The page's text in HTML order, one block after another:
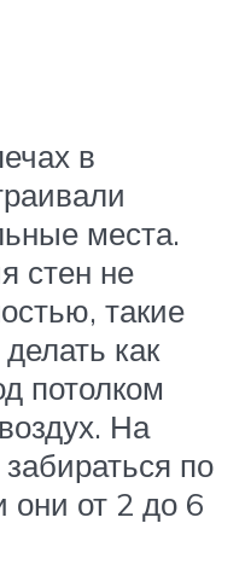
в
места.
стен не
такие
как
потолком
На
по
от 2 до 6